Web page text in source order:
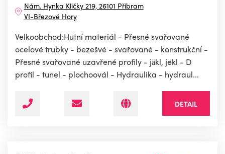
Nám. Hynka Kličky 219, 26101 Příbram
VI-Březové Hory
Velkoobchod:Hutní materiál - Přesné svařované
ocelové trubky - bezešvé - svařované - konstrukční -
Přesné svařované uzavřené profily - jäkl, jekl - D
profil - tunel - plochoovál - Hydraulika - hydraul...
DETAIL